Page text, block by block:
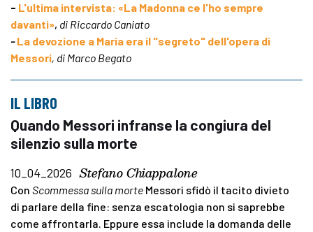
- L'ultima intervista: «La Madonna ce l'ho sempre
davanti», di Riccardo Caniato
-La devozione a Maria era il "segreto" dell'opera di
Messori, di Marco Begato
IL LIBRO
Quando Messori infranse la congiura del
silenzio sulla morte
10_04_2026 Stefano Chiappalone
Con Scommessa sulla morte Messori sfidò il tacito divieto
di parlare della fine: senza escatologia non si saprebbe
come affrontarla. Eppure essa include la domanda delle